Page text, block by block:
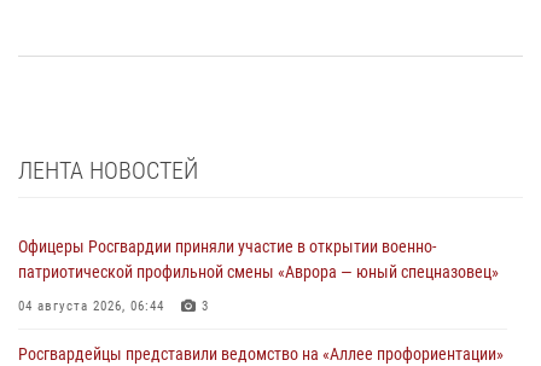
ЛЕНТА НОВОСТЕЙ
Офицеры Росгвардии приняли участие в открытии военно-
патриотической профильной смены «Аврора — юный спецназовец»
04 августа 2026, 06:44 3
Росгвардейцы представили ведомство на «Аллее профориентации»